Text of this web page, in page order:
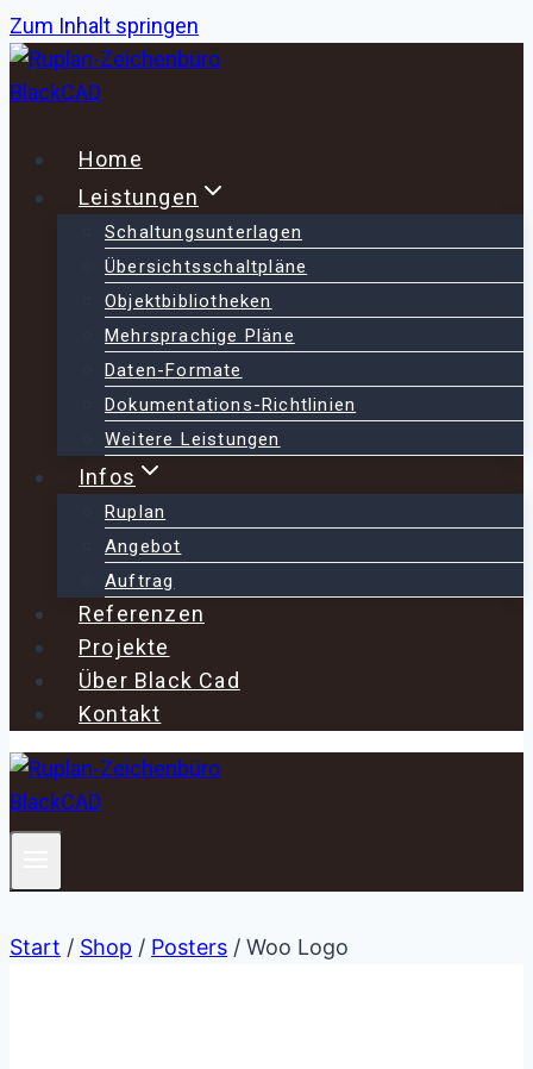
Zum Inhalt springen
Home
Leistungen
Schaltungsunterlagen
Übersichtsschaltpläne
Objektbibliotheken
Mehrsprachige Pläne
Daten-Formate
Dokumentations-Richtlinien
Weitere Leistungen
Infos
Ruplan
Angebot
Auftrag
Referenzen
Projekte
Über Black Cad
Kontakt
Start / Shop / Posters / Woo Logo